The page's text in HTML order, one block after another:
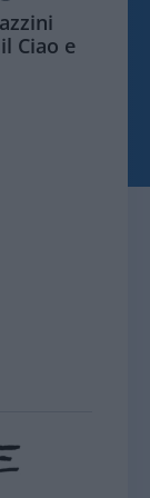
Ciao e